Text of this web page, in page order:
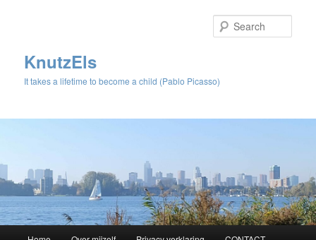
KnutzEls
It takes a lifetime to become a child (Pablo Picasso)